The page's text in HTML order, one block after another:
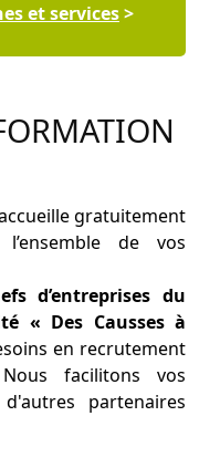
et services>
gratuitement
de vos
d’entreprises du
« Des Causses à
en recrutement
Nous facilitons vos
partenaires